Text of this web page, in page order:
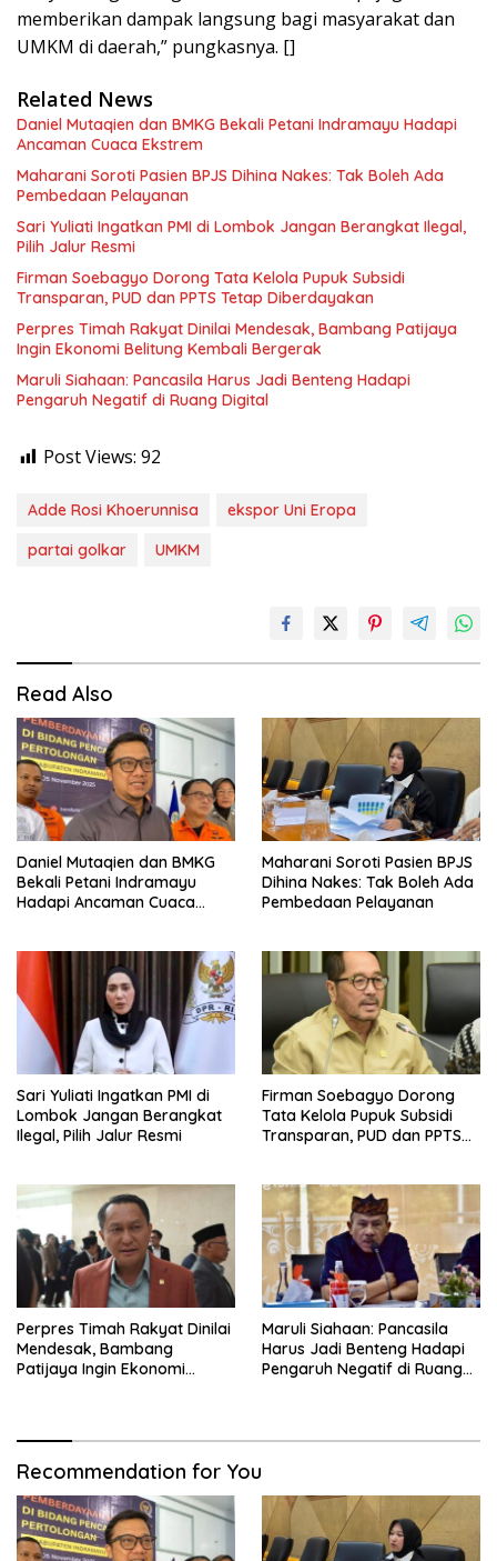
memberikan dampak langsung bagi masyarakat dan
UMKM di daerah,” pungkasnya. []
Related News
Daniel Mutaqien dan BMKG Bekali Petani Indramayu Hadapi
Ancaman Cuaca Ekstrem
Maharani Soroti Pasien BPJS Dihina Nakes: Tak Boleh Ada
Pembedaan Pelayanan
Sari Yuliati Ingatkan PMI di Lombok Jangan Berangkat Ilegal,
Pilih Jalur Resmi
Firman Soebagyo Dorong Tata Kelola Pupuk Subsidi
Transparan, PUD dan PPTS Tetap Diberdayakan
Perpres Timah Rakyat Dinilai Mendesak, Bambang Patijaya
Ingin Ekonomi Belitung Kembali Bergerak
Maruli Siahaan: Pancasila Harus Jadi Benteng Hadapi
Pengaruh Negatif di Ruang Digital
Post Views: 92
Adde Rosi Khoerunnisa
ekspor Uni Eropa
partai golkar
UMKM
Read Also
Daniel Mutaqien dan BMKG
Bekali Petani Indramayu
Hadapi Ancaman Cuaca
Maharani Soroti Pasien BPJS
Dihina Nakes: Tak Boleh Ada
Pembedaan Pelayanan
Sari Yuliati Ingatkan PMI di
Lombok Jangan Berangkat
Ilegal, Pilih Jalur Resmi
Firman Soebagyo Dorong
Tata Kelola Pupuk Subsidi
Transparan, PUD dan PPTS
Perpres Timah Rakyat Dinilai
Mendesak, Bambang
Patijaya Ingin Ekonomi
Maruli Siahaan: Pancasila
Harus Jadi Benteng Hadapi
Pengaruh Negatif di Ruang
Recommendation for You